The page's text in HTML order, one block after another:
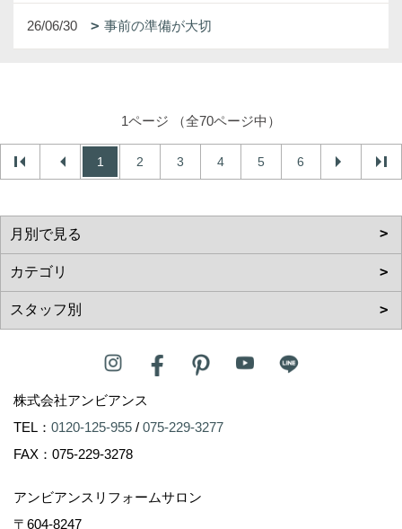
26/06/30 事前の準備が大切
1ページ （全70ページ中）
1 2 3 4 5 6
株式会社アンビアンス
TEL： 0120-125-955 / 075-229-3277
FAX：075-229-3278
アンビアンスリフォームサロン
〒604-8247